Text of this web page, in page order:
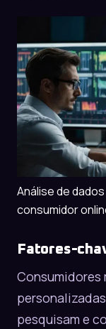
Análise de
consumidor
Fatores-
Consumidores
pesquisam e